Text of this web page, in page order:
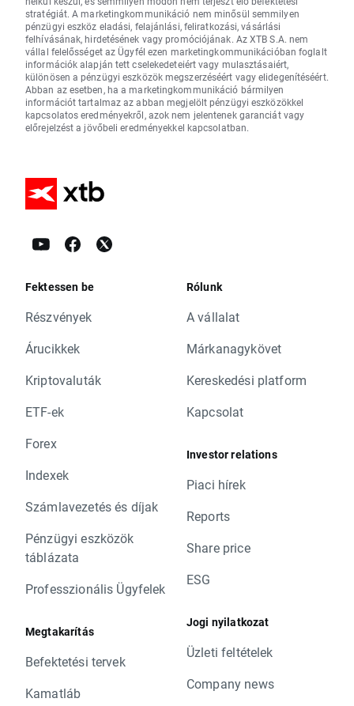
stratégiát. A marketingkommunikáció nem minősül semmilyen
pénzügyi eszköz eladási, felajánlási, feliratkozási, vásárlási
felhívásának, hirdetésének vagy promóciójának. Az XTB S.A. nem
vállal felelősséget az Ügyfél ezen marketingkommunikációban foglalt
információk alapján tett cselekedeteiért vagy mulasztásaiért,
különösen a pénzügyi eszközök megszerzéséért vagy elidegenítéséért.
Abban az esetben, ha a marketingkommunikáció bármilyen
információt tartalmaz az abban megjelölt pénzügyi eszközökkel
kapcsolatos eredményekről, azok nem jelentenek garanciát vagy
előrejelzést a jövőbeli eredményekkel kapcsolatban.
Fektessen be
Részvények
Árucikkek
Kriptovaluták
ETF-ek
Forex
Indexek
Számlavezetés és díjak
Pénzügyi eszközök
táblázata
Professzionális Ügyfelek
Megtakarítás
Befektetési tervek
Kamatláb
Rólunk
A vállalat
Márkanagykövet
Kereskedési platform
Kapcsolat
Investor relations
Piaci hírek
Reports
Share price
ESG
Jogi nyilatkozat
Üzleti feltételek
Company news